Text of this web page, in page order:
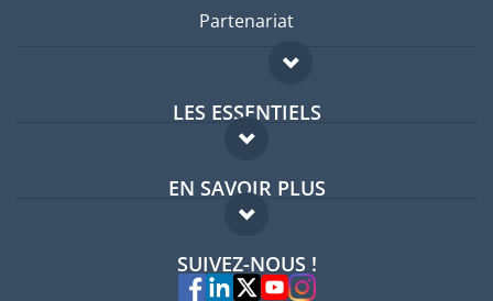
Partenariat
LES ESSENTIELS
Forum expatriés
Guides pays
EN SAVOIR PLUS
FAQ
Experts
SUIVEZ-NOUS !